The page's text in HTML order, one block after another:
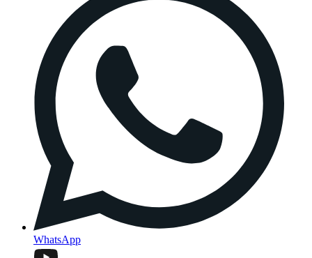
WhatsApp